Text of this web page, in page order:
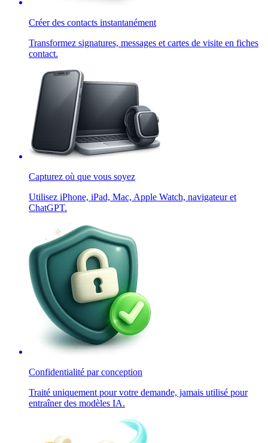
Créer des contacts instantanément
Transformez signatures, messages et cartes de visite en fiches
contact.
Capturez où que vous soyez
Utilisez iPhone, iPad, Mac, Apple Watch, navigateur et
ChatGPT.
Confidentialité par conception
Traité uniquement pour votre demande, jamais utilisé pour
entraîner des modèles IA.